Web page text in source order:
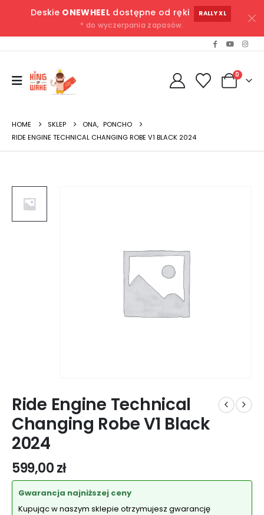
Deskie ONEWHEELdostępne od ręki RALLY XL
* do wyczerpania zapasów.
0
HOME SKLEP ONA, PONCHO
RIDE ENGINE TECHNICAL CHANGING ROBE V1 BLACK 2024
Ride Engine Technical
Changing Robe V1 Black
2024
599,00zł
Gwarancja najniższej ceny
Kupując w naszym sklepie otrzymujesz gwarancję